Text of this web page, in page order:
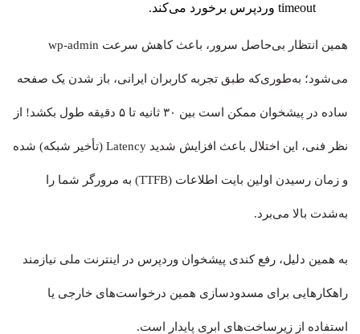
timeout وردپرس برخورد می‌کند.
همین انتظار بی‌حاصل سرور، باعث کاهش سرعت wp-admin
می‌شود؛ به‌طوری‌که طبق تجربه کاربران ایرانی، باز شدن یک صفحه
ساده در پیشخوان ممکن است بین ۳۰ ثانیه تا ۵ دقیقه طول بکشد! از
نظر فنی، این اختلال باعث افزایش شدید Latency (تأخیر شبکه) شده
و زمان رسیدن اولین بایت اطلاعات (TTFB) به مرورگر شما را
به‌شدت بالا می‌برد.
به همین دلیل، رفع کندی پیشخوان وردپرس در اینترنت ملی نیازمند
راهکارهایی برای مسدودسازی همین درخواست‌های خارجی یا
استفاده از زیرساخت‌های ابری پایدار است.